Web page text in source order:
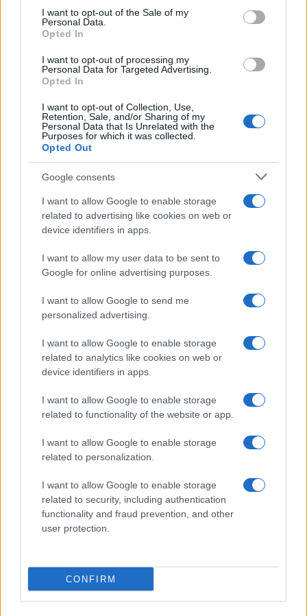
consent section.
I want to opt-out of the Sale of my
Personal Data.
Opted In
I want to opt-out of processing my
Personal Data for Targeted Advertising.
Opted In
I want to opt-out of Collection, Use,
Retention, Sale, and/or Sharing of my
Personal Data that Is Unrelated with the
Purposes for which it was collected.
Opted Out
Google consents
I want to allow Google to enable storage
related to advertising like cookies on web or
device identifiers in apps.
I want to allow my user data to be sent to
Google for online advertising purposes.
I want to allow Google to send me
personalized advertising.
I want to allow Google to enable storage
related to analytics like cookies on web or
device identifiers in apps.
I want to allow Google to enable storage
related to functionality of the website or app.
I want to allow Google to enable storage
related to personalization.
I want to allow Google to enable storage
related to security, including authentication
functionality and fraud prevention, and other
user protection.
CONFIRM
Continua a leggere
Federal Reserve
Edoardo Vitali · 30 Lug 2026
MONEY NEWS
Come le tensioni in Medio Oriente e gli investimenti in
AI stanno influenzando l’economia globale
Francesca Spadaro · 24 Lug 2026